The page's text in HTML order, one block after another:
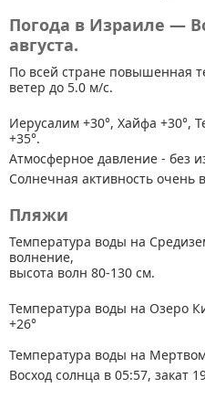
Погода в Израиле —
августа.
По всей стране повышенная
ветер до 5.0 м/с.
Иерусалим +30°, Хайфа +30°,
+35°.
Атмосферное давление - без
Солнечная активность очень
Пляжи
Температура воды на
волнение,
высота волн 80-130 см.
Температура воды на Озеро
+26°
Температура воды на
Восход солнца в 05:57, закат